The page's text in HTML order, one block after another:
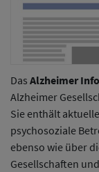
Das Alzheimer Info
Alzheimer
Sie enthält
psychosoziale
ebenso wie über
Gesellschaften